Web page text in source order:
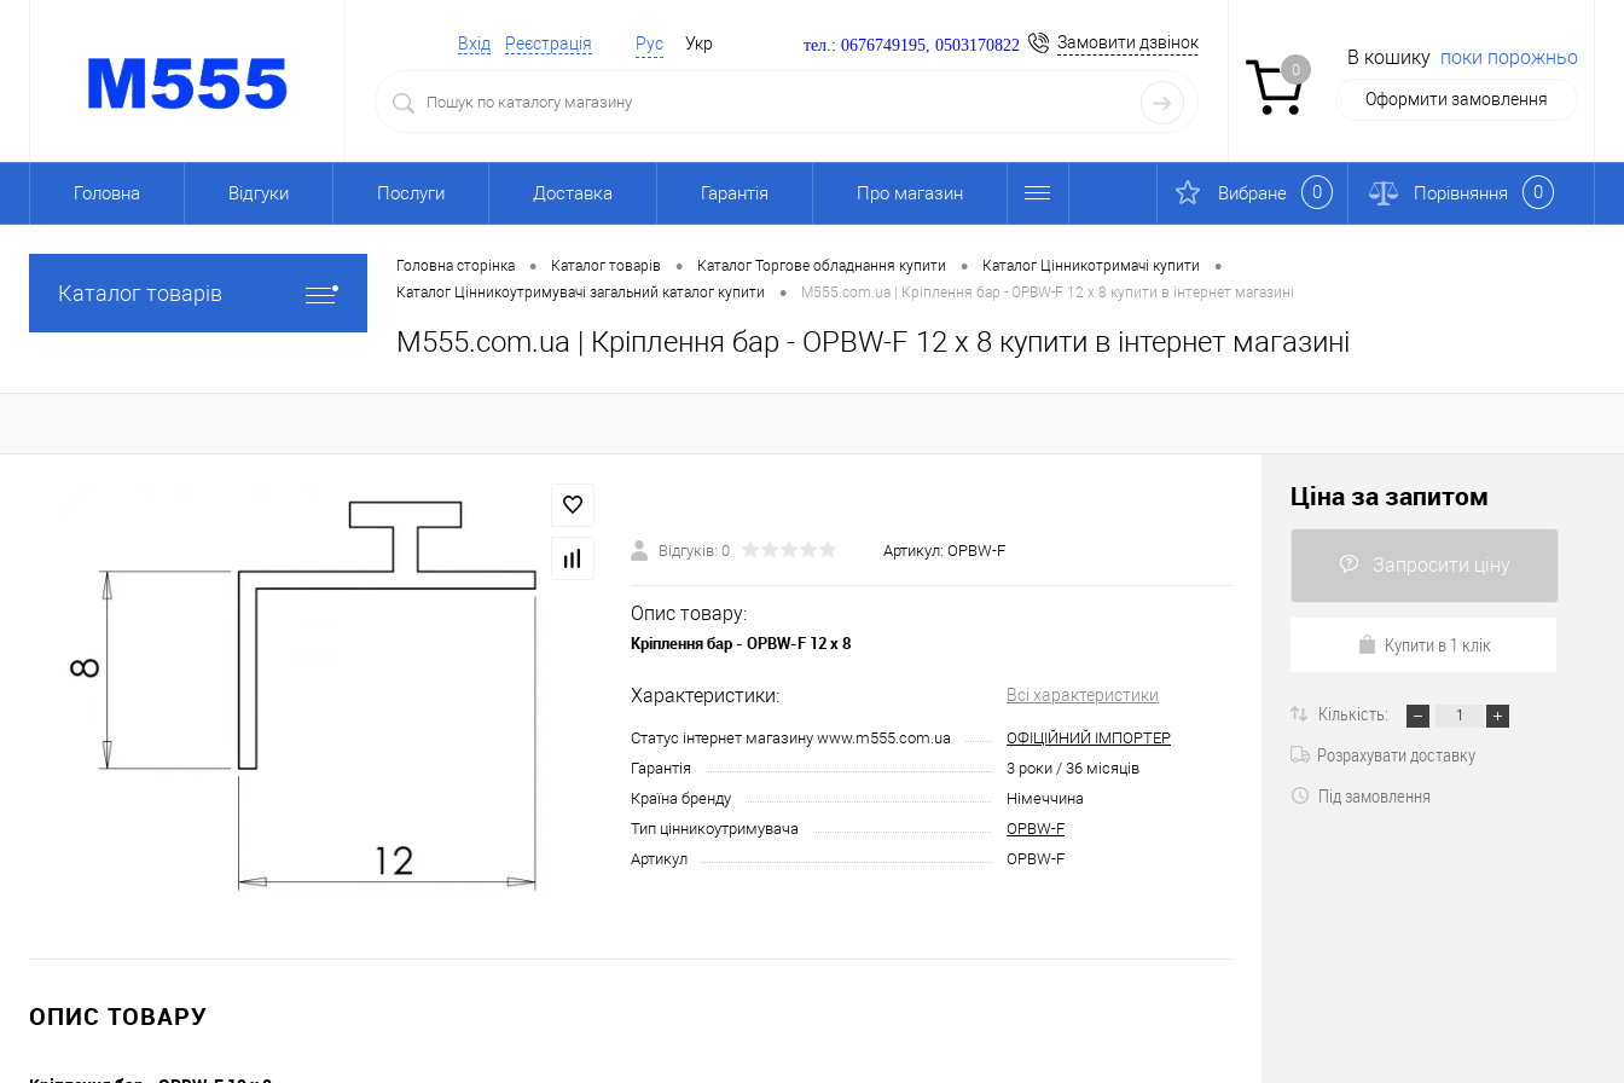
Вхід Реєстрація Рус Укр тел.: 0676749195, 0503170822 Замовити дзвінок
0
В кошику поки порожньо
Оформити замовлення
Головна Відгуки Послуги Доставка Гарантія Про магазин Вибране 0 Порівняння 0
Каталог товарів
Головна сторінка • Каталог товарів • Каталог Торгове обладнання купити • Каталог Цінникотримачі купити •
Каталог Цінникоутримувачі загальний каталог купити • M555.com.ua | Кріплення бар - OPBW-F 12 x 8 купити в інтернет магазині
M555.com.ua | Кріплення бар - OPBW-F 12 x 8 купити в інтернет магазині
Відгуків: 0 Артикул: OPBW-F
Опис товару:
Кріплення бар - OPBW-F 12 x 8
Характеристики: Всі характеристики
Статус інтернет магазину www.m555.com.ua
ОФІЦІЙНИЙ ІМПОРТЕР
Гарантія
3 роки / 36 місяців
Країна бренду
Німеччина
Тип цінникоутримувача
OPBW-F
Артикул
OPBW-F
ОПИС ТОВАРУ
Ціна за запитом
Запросити ціну
Купити в 1 клік
Кількість:
Розрахувати доставку
Під замовлення